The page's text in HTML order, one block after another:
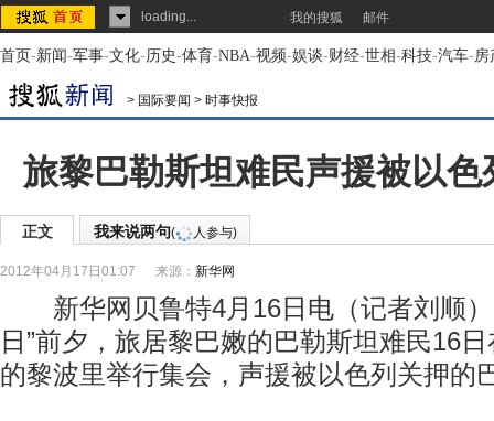
loading... 我的搜狐 邮件
首页-新闻-军事-文化-历史-体育-NBA-视频-娱谈-财经-世相-科技-汽车-房
> 国际要闻 > 时事快报
旅黎巴勒斯坦难民声援被以色
正文 我来说两句( 人参与)
2012年04月17日01:07 来源： 新华网
新华网贝鲁特4月16日电（记者刘顺）
日”前夕，旅居黎巴嫩的巴勒斯坦难民16
的黎波里举行集会，声援被以色列关押的